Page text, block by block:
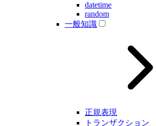
datetime
random
一般知識
正規表現
トランザクション